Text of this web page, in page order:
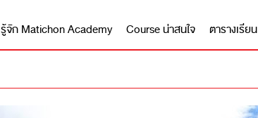
รู้จัก Matichon Academy Course น่าสนใจ ตารางเรียน